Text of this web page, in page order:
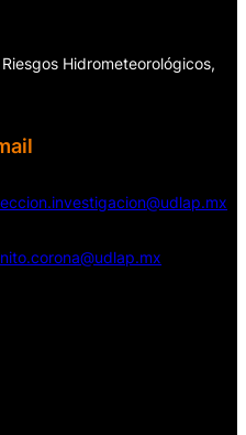
Hidrometeorológicos,